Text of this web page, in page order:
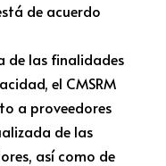
de acuerdo
de las finalidades
el CMSRM
a proveedores
de las
así como de